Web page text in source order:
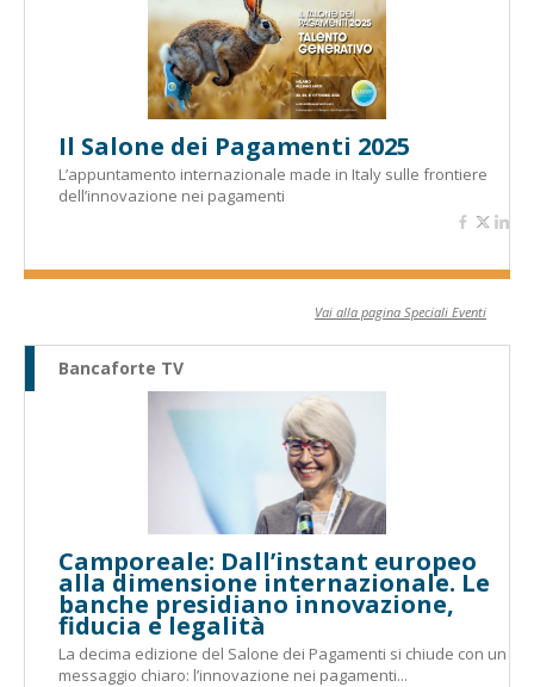
Il Salone dei Pagamenti 2025
L’appuntamento internazionale made in Italy sulle frontiere
dell’innovazione nei pagamenti
Vai alla pagina Speciali Eventi
Bancaforte TV
Camporeale: Dall’instant europeo
alla dimensione internazionale. Le
banche presidiano innovazione,
fiducia e legalità
La decima edizione del Salone dei Pagamenti si chiude con un
messaggio chiaro: l’innovazione nei pagamenti...